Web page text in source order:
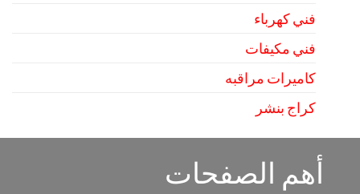
فني كهرباء
فني مكيفات
كاميرات مراقبه
كراج بنشر
أهم الصفحات